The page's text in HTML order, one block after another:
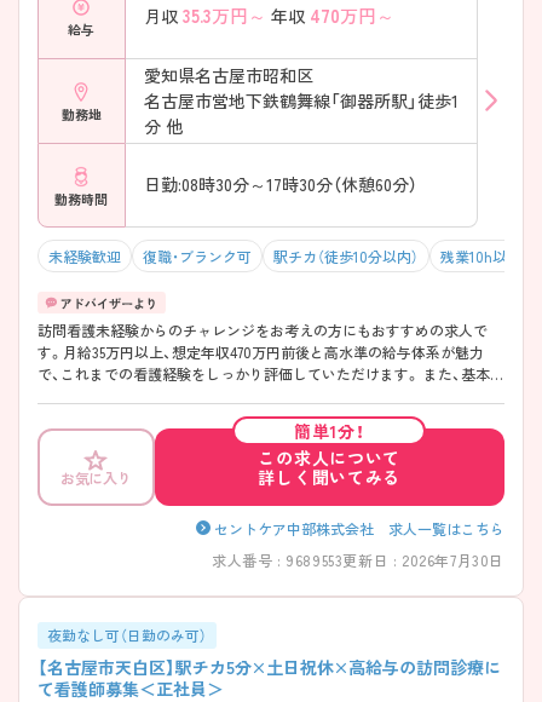
給与
月収 35.3万円～ 年収 470万円～
勤務地
愛知県名古屋市昭和区
名古屋市営地下鉄鶴舞線「御器所駅」徒歩1
分 他
勤務時間
日勤:08時30分～17時30分（休憩60分）
未経験歓迎 復職・ブランク可 駅チカ（徒歩10分以内） 残業10h以下（
訪問看護未経験からのチャレンジをお考えの方にもおすすめの求人で
す。月給35万円以上、想定年収470万円前後と高水準の給与体系が魅力
で、これまでの看護経験をしっかり評価していただけます。 また、基本的
ため、ご家庭やプライベートの時間を大切にしながら働ける環境です。
訪問看護では気になるオンコール対応についても、日中のアセスメント
強化や利用者様の情報共有、多職種連携を徹底することで夜間の呼び出
し負担軽減に取り組んでいます。安心して業務に慣れていける体制が整
っています。 さらに、大手の一員として、充実した研修制度や福利厚生を
ご用意。訪問看護未経験の方から経験者の方まで、長期的なキャリア形
お気に入り
簡単1分！
この求人について
詳しく聞いてみる
セントケア中部株式会社 求人一覧はこちら
求人番号 : 9689553更新日 : 2026年7月30日
夜勤なし可（日勤のみ可）
【名古屋市天白区】駅チカ5分×土日祝休×高給与の訪問診療に
て看護師募集＜正社員＞